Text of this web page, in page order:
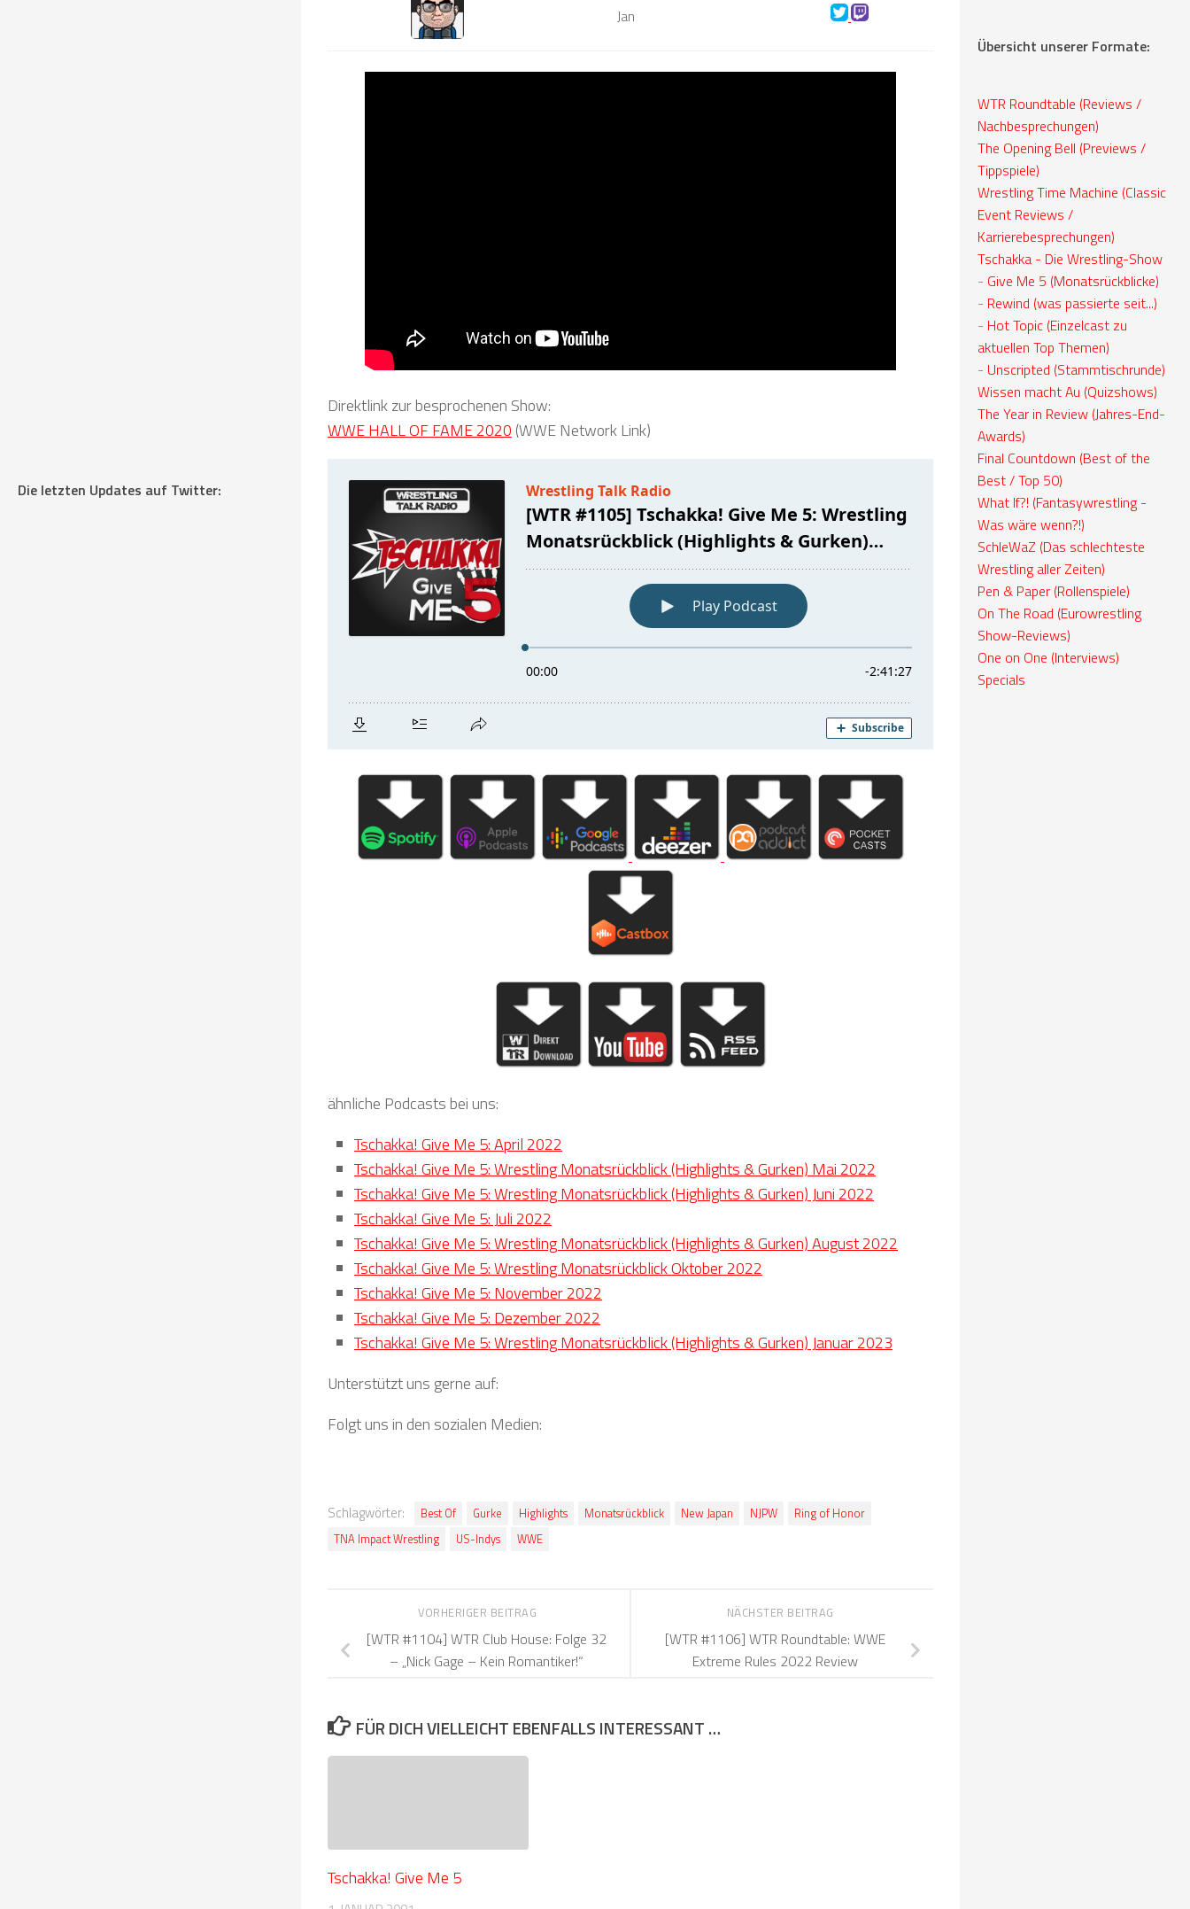
Jan
Direktlink zur besprochenen Show:
WWE HALL OF FAME 2020(WWE Network Link)
ähnliche Podcasts bei uns:
Tschakka! Give Me 5: April 2022
Tschakka! Give Me 5: Wrestling Monatsrückblick (Highlights & Gurken) Mai 2022
Tschakka! Give Me 5: Wrestling Monatsrückblick (Highlights & Gurken) Juni 2022
Tschakka! Give Me 5: Juli 2022
Tschakka! Give Me 5: Wrestling Monatsrückblick (Highlights & Gurken) August 2022
Tschakka! Give Me 5: Wrestling Monatsrückblick Oktober 2022
Tschakka! Give Me 5: November 2022
Tschakka! Give Me 5: Dezember 2022
Tschakka! Give Me 5: Wrestling Monatsrückblick (Highlights & Gurken) Januar 2023
Unterstützt uns gerne auf:
Folgt uns in den sozialen Medien:
Schlagwörter: Best Of Gurke Highlights Monatsrückblick New Japan NJPW
Ring of Honor
TNA Impact Wrestling
US-Indys WWE
NÄCHSTER BEITRAG
[WTR #1106] WTR Roundtable: WWE
Extreme Rules 2022 Review
VORHERIGER BEITRAG
[WTR #1104] WTR Club House: Folge 32
– „Nick Gage – Kein Romantiker!“
FÜR DICH VIELLEICHT EBENFALLS INTERESSANT …
Tschakka! Give Me 5
Die letzten Updates auf Twitter:
Übersicht unserer Formate:
WTR Roundtable (Reviews /
Nachbesprechungen)
The Opening Bell (Previews /
Tippspiele)
Wrestling Time Machine (Classic
Event Reviews /
Karrierebesprechungen)
Tschakka - Die Wrestling-Show
- Give Me 5 (Monatsrückblicke)
- Rewind (was passierte seit...)
- Hot Topic (Einzelcast zu
aktuellen Top Themen)
- Unscripted (Stammtischrunde)
Wissen macht Au (Quizshows)
The Year in Review (Jahres-End-
Awards)
Final Countdown (Best of the
Best / Top 50)
What If?! (Fantasywrestling -
Was wäre wenn?!)
SchleWaZ (Das schlechteste
Wrestling aller Zeiten)
Pen & Paper (Rollenspiele)
On The Road (Eurowrestling
Show-Reviews)
One on One (Interviews)
Specials